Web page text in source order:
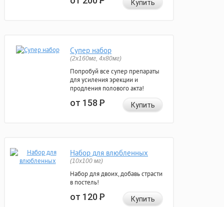
Купить
Супер набор
(2х160мг, 4х80мг)
Попробуй все супер препараты
для усиления эрекции и
продления полового акта!
от 158Р Купить
Набор для влюбленных
(10х100 мг)
Набор для двоих, добавь страсти
в постель!
от 120Р Купить